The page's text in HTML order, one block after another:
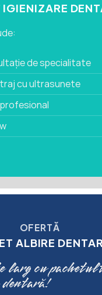
IGIENIZARE
de specialitate
cu ultrasunete
OFERTĂ
ALBIRE
larg cu pachetul